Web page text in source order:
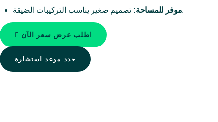
موفر للمساحة:تصميم صغير يناسب التركيبات الضيقة.
اطلب عرض سعر الآن
حدد موعد استشارة